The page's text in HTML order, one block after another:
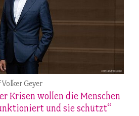
Geyer
Krisen wollen die Menschen
und sie schützt“